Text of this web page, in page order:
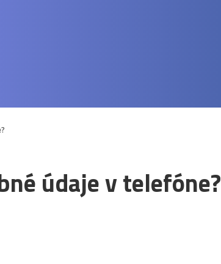
údaje v telefóne?